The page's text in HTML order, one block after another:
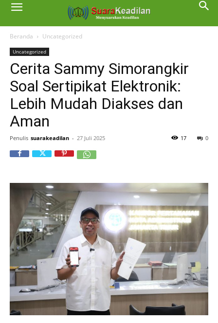
Beranda Uncategorized
Uncategorized
Cerita Sammy Simorangkir
Soal Sertipikat Elektronik:
Lebih Mudah Diakses dan
Aman
Penulis suarakeadilan - 27 Juli 2025 0
17